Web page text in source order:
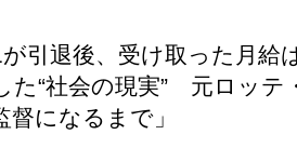
引退後、受け取った月給
た“社会の現実” 元ロッテ
督になるまで」